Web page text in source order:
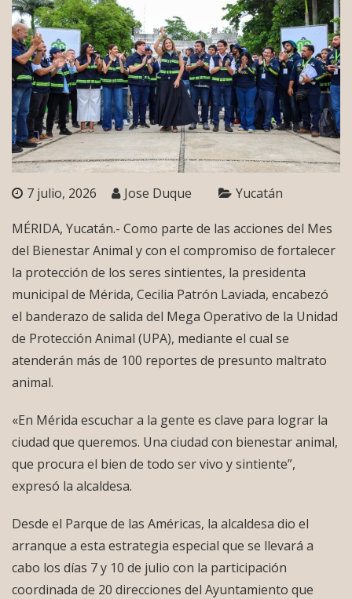
7 julio, 2026 Jose Duque Yucatán
MÉRIDA, Yucatán.- Como parte de las acciones del Mes
del Bienestar Animal y con el compromiso de fortalecer
la protección de los seres sintientes, la presidenta
municipal de Mérida, Cecilia Patrón Laviada, encabezó
el banderazo de salida del Mega Operativo de la Unidad
de Protección Animal (UPA), mediante el cual se
atenderán más de 100 reportes de presunto maltrato
animal.
«En Mérida escuchar a la gente es clave para lograr la
ciudad que queremos. Una ciudad con bienestar animal,
que procura el bien de todo ser vivo y sintiente”,
expresó la alcaldesa.
Desde el Parque de las Américas, la alcaldesa dio el
arranque a esta estrategia especial que se llevará a
cabo los días 7 y 10 de julio con la participación
coordinada de 20 direcciones del Ayuntamiento que